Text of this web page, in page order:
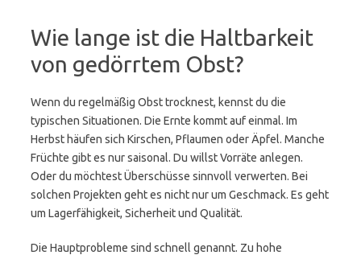
Wie lange ist die Haltbarkeit
von gedörrtem Obst?
Wenn du regelmäßig Obst trocknest, kennst du die
typischen Situationen. Die Ernte kommt auf einmal. Im
Herbst häufen sich Kirschen, Pflaumen oder Äpfel. Manche
Früchte gibt es nur saisonal. Du willst Vorräte anlegen.
Oder du möchtest Überschüsse sinnvoll verwerten. Bei
solchen Projekten geht es nicht nur um Geschmack. Es geht
um Lagerfähigkeit, Sicherheit und Qualität.
Die Hauptprobleme sind schnell genannt. Zu hohe